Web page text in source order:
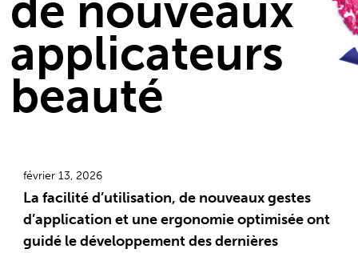
applicateurs
beauté
février 13, 2026
La facilité d’utilisation, de nouveaux gestes
d’application et une ergonomie optimisée ont
guidé le développement des dernières